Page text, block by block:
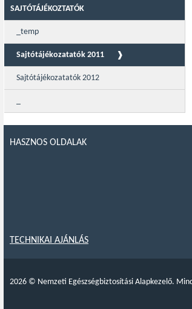
SAJTÓTÁJÉKOZTATÓK
_temp
Sajtótájékozatatók 2011
Sajtótájékozatatók 2012
HASZNOS OLDALAK
TECHNIKAI AJÁNLÁS
2026 © Nemzeti Egészségbiztosítási Alapkezelő.